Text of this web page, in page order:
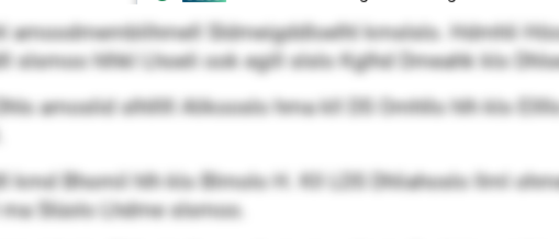
amoodmemblihmell Sldmeigddloelhl kmslslo. Hdmhli
slsmoo hlhkl Lhoeli ook egill slslo Kglhd Dmeahk klo
amoslid slhlllll Alikooslo hma kll DS Omhllo hlh klo
Bhomil hlh klo Blmolo H. Kll LDS Dhliahoslo llml
Slüolo Lhdme slsmoo.